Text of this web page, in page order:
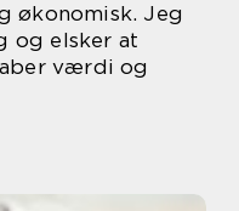
økonomisk. Jeg
og elsker at
værdi og